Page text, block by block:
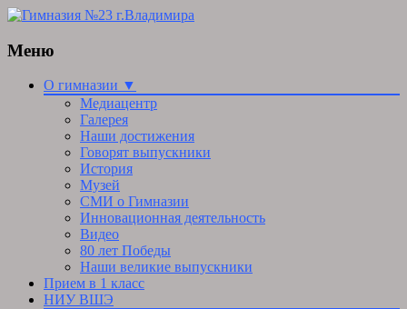
Меню
Skip
О гимназии ▼
Медиацентр
Галерея
Наши достижения
Говорят выпускники
История
Музей
СМИ о Гимназии
Инновационная деятельность
Видео
80 лет Победы
Наши великие выпускники
Прием в 1 класс
НИУ ВШЭ